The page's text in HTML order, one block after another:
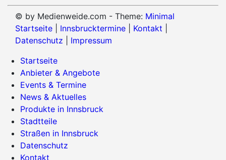
© by Medienweide.com - Theme: Minimal
Startseite
Innsbrucktermine Kontakt
Datenschutz
Impressum
Startseite
Anbieter & Angebote
Events & Termine
News & Aktuelles
Produkte in Innsbruck
Stadtteile
Straßen in Innsbruck
Datenschutz
Kontakt